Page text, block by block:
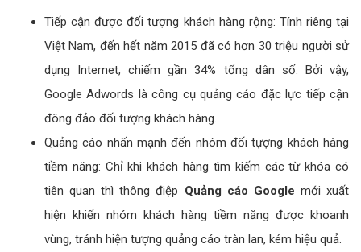
Tiếp cận được đối tượng khách hàng rộng: Tính riêng tại
Việt Nam, đến hết năm 2015 đã có hơn 30 triệu người sử
dụng Internet, chiếm gần 34% tổng dân số. Bởi vậy,
Google Adwords là công cụ quảng cáo đặc lực tiếp cận
đông đảo đối tượng khách hàng.
Quảng cáo nhấn mạnh đến nhóm đối tựợng khách hàng
tiềm năng: Chỉ khi khách hàng tìm kiếm các từ khóa có
tiên quan thì thông điệp Quảng cáo Google mới xuất
hiện khiến nhóm khách hàng tiềm năng được khoanh
vùng, tránh hiện tượng quảng cáo tràn lan, kém hiệu quả.